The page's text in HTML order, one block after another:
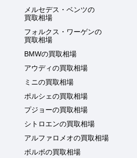
メルセデス・ベンツの
買取相場
フォルクス・ワーゲンの
買取相場
BMWの買取相場
アウディの買取相場
ミニの買取相場
ポルシェの買取相場
プジョーの買取相場
シトロエンの買取相場
アルファロメオの買取相場
ボルボの買取相場